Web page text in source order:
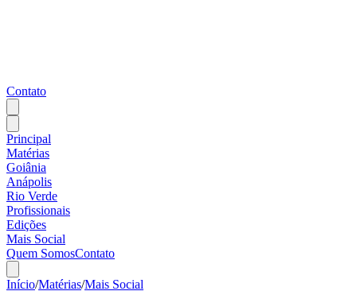
Contato
Principal
Matérias
Goiânia
Anápolis
Rio Verde
Profissionais
Edições
Mais Social
Quem SomosContato
Início/Matérias/Mais Social